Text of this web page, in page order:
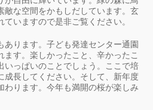
敵な空間をかもしだしています。玄
いますので是非ご覧ください。
あります。子ども発達センター通園
す。楽しかったこと、辛かったこ
いっぱいのことでしょう。ここで培
成長してください。そして、新年度
わります。今年も満開の桜が楽しみ